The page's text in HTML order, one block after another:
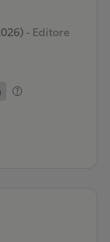
- Editore